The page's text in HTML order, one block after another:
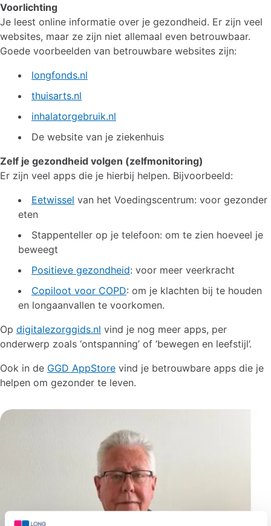
Voorlichting
Je leest online informatie over je gezondheid. Er zijn veel
websites, maar ze zijn niet allemaal even betrouwbaar.
Goede voorbeelden van betrouwbare websites zijn:
longfonds.nl
thuisarts.nl
inhalatorgebruik.nl
De website van je ziekenhuis
Zelf je gezondheid volgen (zelfmonitoring)
Er zijn veel apps die je hierbij helpen. Bijvoorbeeld:
Eetwissel van het Voedingscentrum: voor gezonder
eten
Stappenteller op je telefoon: om te zien hoeveel je
beweegt
Positieve gezondheid: voor meer veerkracht
Copiloot voor COPD: om je klachten bij te houden
en longaanvallen te voorkomen.
Op digitalezorggids.nl vind je nog meer apps, per
onderwerp zoals ‘ontspanning’ of ‘bewegen en leefstijl’.
Ook in de GGD AppStore vind je betrouwbare apps die je
helpen om gezonder te leven.